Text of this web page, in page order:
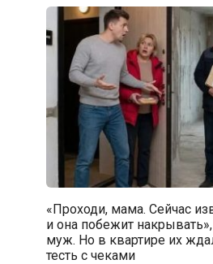
«Проходи, мама. Сейчас
и она побежит
муж. Но в квартире их
тесть с чеками